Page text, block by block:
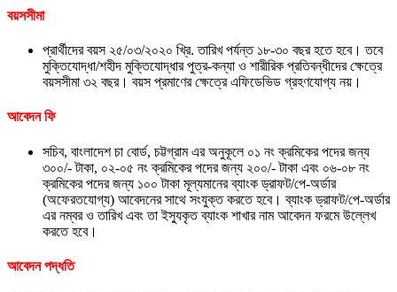
বয়সসীমা
প্রার্থীদের বয়স ২৫/০৩/২০২০ খ্রি. তারিখ পর্যন্ত ১৮-৩০ বছর হতে হবে। তবে
মুক্তিযোদ্ধা/শহীদ মুক্তিযোদ্ধার পুত্র-কন্যা ও শারীরিক প্রতিবন্ধীদের ক্ষেত্রে
বয়সসীমা ৩২ বছর। বয়স প্রমাণের ক্ষেত্রে এফিডেভিড গ্রহণযোগ্য নয়।
আবেদন ফি
সচিব, বাংলাদেশ চা বোর্ড, চট্টগ্রাম এর অনুকূলে ০১ নং ক্রমিকের পদের জন্য
৩০০/- টাকা, ০২-০৫ নং ক্রমিকের পদের জন্য ২০০/- টাকা এবং ০৬-০৮ নং
ক্রমিকের পদের জন্য ১০০ টাকা মূল্যমানের ব্যাংক ড্রাফট/পে-অর্ডার
(অফেরতযোগ্য) আবেদনের সাথে সংযুক্ত করতে হবে। ব্যাংক ড্রাফট/পে-অর্ডার
এর নম্বর ও তারিখ এবং তা ইস্যুকৃত ব্যাংক শাখার নাম আবেদন ফরমে উল্লেখ
করতে হবে।
আবেদন পদ্ধতি